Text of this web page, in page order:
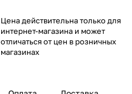
Цена действительна только для
интернет-магазина и может
отличаться от цен в розничных
магазинах